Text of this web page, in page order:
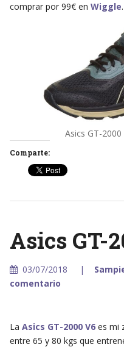
comprar por 99€ en Wiggle.
Asics GT-
Comparte:
Asics GT-
03/07/2018
comentario
La Asics GT-2000 V6es mi
entre 65 y 80 kgs que